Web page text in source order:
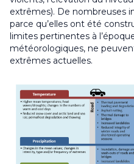
extrêmes). De nombreuses
parce qu’elles ont été
limites pertinentes à
météorologiques, ne
extrêmes actuelles.